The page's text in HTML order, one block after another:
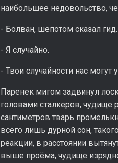
наибольшее недовольство,
- Болван, шепотом сказал гид.
- Я случайно.
- Твои случайности нас могут
Паренек мигом задвинул
головами сталкеров, чудище
сантиметров тварь
всего лишь дурной сон,
реакции, в расстоянии
выше проёма, чудище